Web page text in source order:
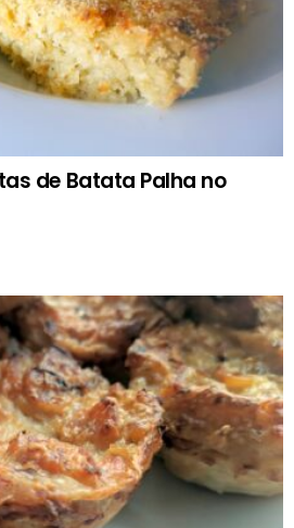
de Batata Palha no